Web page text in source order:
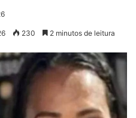
230 2 minutos de leitura